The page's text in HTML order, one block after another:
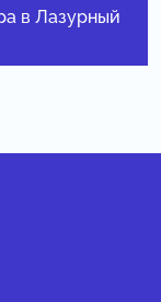
в Лазурный